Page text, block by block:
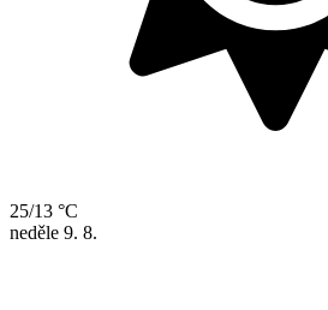
25/13 °C
neděle 9. 8.